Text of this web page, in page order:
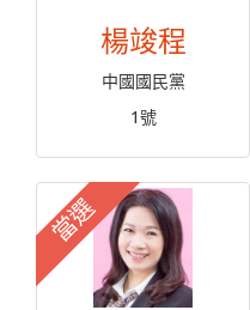
楊竣程
中國國民黨
1號
當選